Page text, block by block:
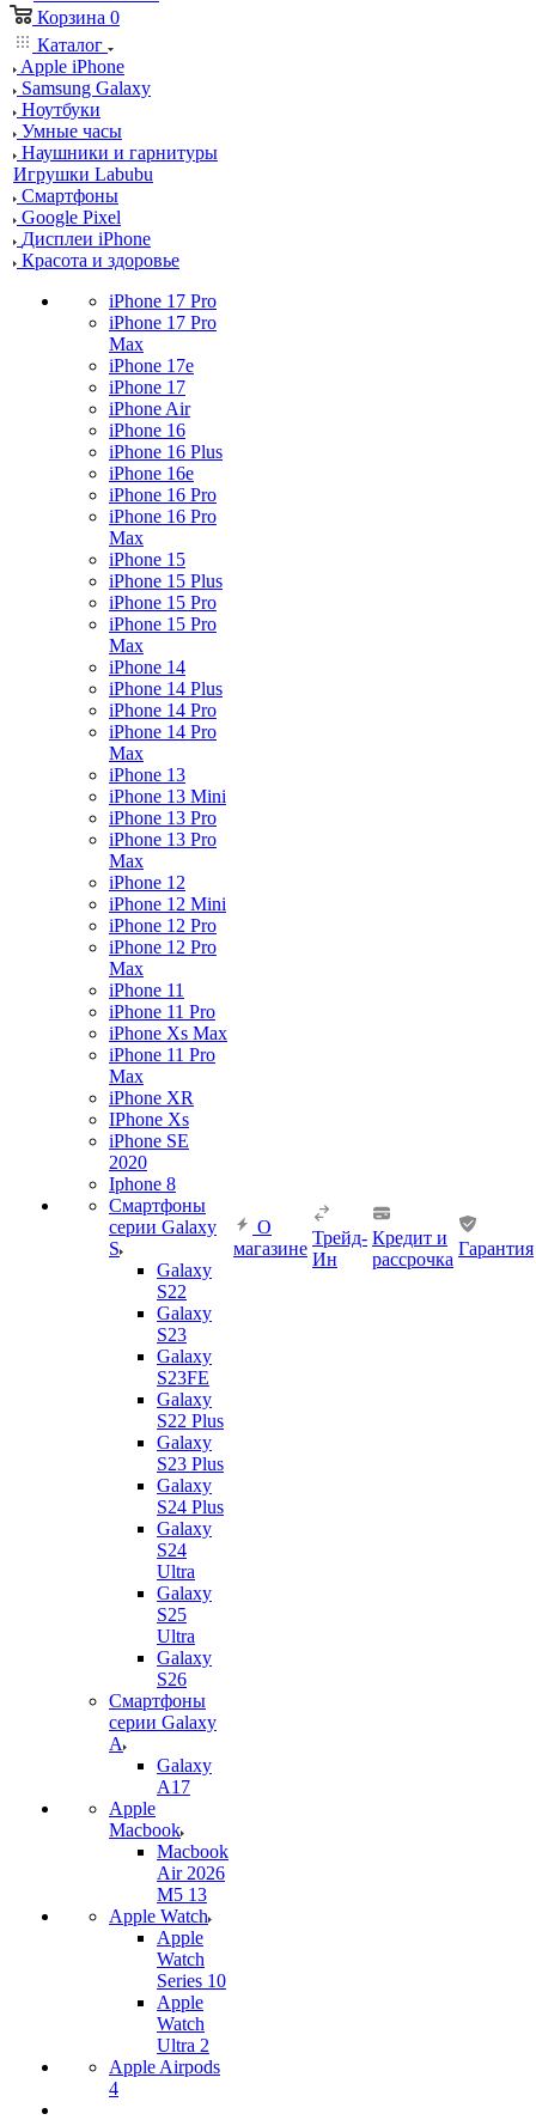
Корзина 0
Каталог
Apple iPhone
Samsung Galaxy
Ноутбуки
Умные часы
Наушники и гарнитуры
Игрушки Labubu
Смартфоны
Google Pixel
Дисплеи iPhone
Красота и здоровье
iPhone 17 Pro
iPhone 17 Pro
Max
iPhone 17e
iPhone 17
iPhone Air
iPhone 16
iPhone 16 Plus
iPhone 16e
iPhone 16 Pro
iPhone 16 Pro
Max
iPhone 15
iPhone 15 Plus
iPhone 15 Pro
iPhone 15 Pro
Max
iPhone 14
iPhone 14 Plus
iPhone 14 Pro
iPhone 14 Pro
Max
iPhone 13
iPhone 13 Mini
iPhone 13 Pro
iPhone 13 Pro
Max
iPhone 12
iPhone 12 Mini
iPhone 12 Pro
iPhone 12 Pro
Max
iPhone 11
iPhone 11 Pro
iPhone Xs Max
iPhone 11 Pro
Max
iPhone XR
IPhone Xs
iPhone SE
2020
Iphone 8
Смартфоны
серии Galaxy
S
Galaxy
S22
Galaxy
S23
Galaxy
S23FE
Galaxy
S22 Plus
Galaxy
S23 Plus
Galaxy
S24 Plus
Galaxy
S24
Ultra
Galaxy
S25
Ultra
Galaxy
S26
Смартфоны
серии Galaxy
A
Galaxy
A17
Apple
Macbook
Macbook
Air 2026
M5 13
Apple Watch
Apple
Watch
Series 10
Apple
Watch
Ultra 2
Apple Airpods
4
О
магазине
Трейд-
Ин
Кредит и
рассрочка
Гарантия